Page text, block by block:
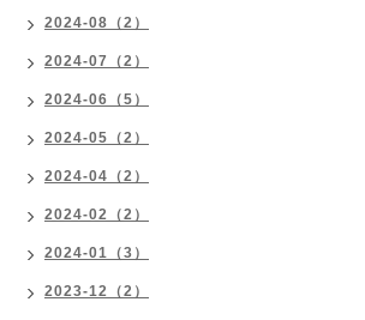
2024-08（2）
2024-07（2）
2024-06（5）
2024-05（2）
2024-04（2）
2024-02（2）
2024-01（3）
2023-12（2）